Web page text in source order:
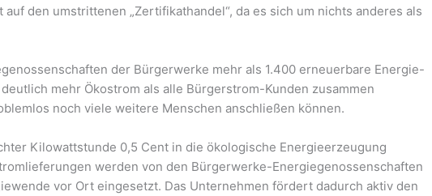
den umstrittenen „Zertifikathandel“, da es sich um nichts anderes als
der Bürgerwerke mehr als 1.400 erneuerbare Energie-
mehr Ökostrom als alle Bürgerstrom-Kunden zusammen
noch viele weitere Menschen anschließen können.
Kilowattstunde 0,5 Cent in die ökologische Energieerzeugung
werden von den Bürgerwerke-Energiegenossenschaften
vor Ort eingesetzt. Das Unternehmen fördert dadurch aktiv den